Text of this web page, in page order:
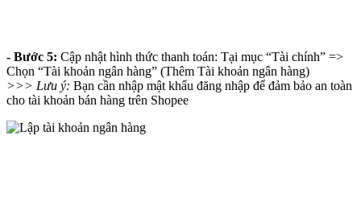
- Bước 5: Cập nhật hình thức thanh toán: Tại mục “Tài chính” =>
Chọn “Tài khoản ngân hàng” (Thêm Tài khoản ngân hàng)
>>> Lưu ý: Bạn cần nhập mật khẩu đăng nhập để đảm bảo an toàn
cho tài khoản bán hàng trên Shopee